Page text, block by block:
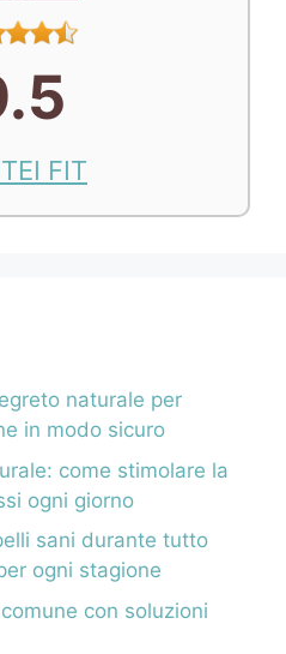
FIT
naturale per
in modo sicuro
come stimolare la
ogni giorno
sani durante tutto
ogni stagione
con soluzioni